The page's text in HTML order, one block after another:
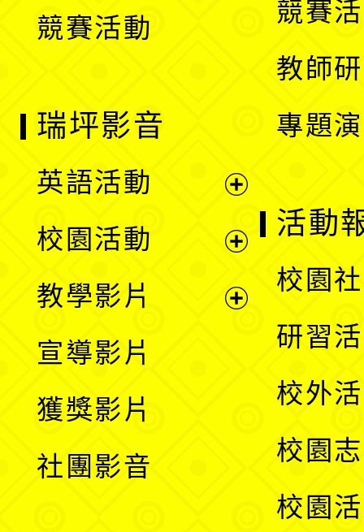
競賽活動
競賽
教師
專題
瑞坪影音
英語活動
選
校園活動
教學影片
宣導影片
獲獎影片
社團影音
活動
校園
研習
校外
校園
校園